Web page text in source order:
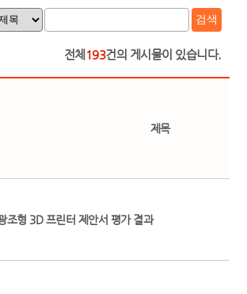
검색
전체 193건의 게시물이 있습니다.
제목
조형 3D 프린터 제안서 평가 결과